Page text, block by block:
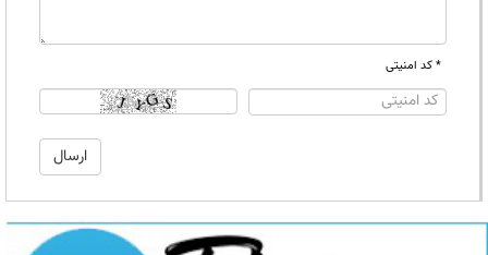
* کد امنیتی